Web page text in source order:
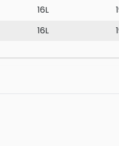
16L
16L